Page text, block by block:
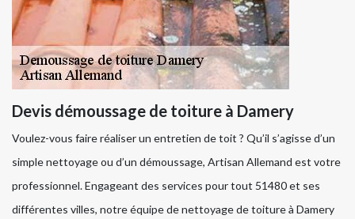
Devis démoussage de toiture à Damery
Voulez-vous faire réaliser un entretien de toit ? Qu’il s’agisse d’un
simple nettoyage ou d’un démoussage, Artisan Allemand est votre
professionnel. Engageant des services pour tout 51480 et ses
différentes villes, notre équipe de nettoyage de toiture à Damery